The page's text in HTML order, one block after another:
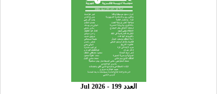
العدد 199 - 2026 Jul